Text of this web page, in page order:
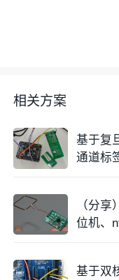
相关方案
基于复
通道标
（分
位机、
基于双